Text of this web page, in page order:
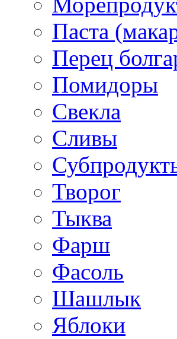
Паста
Перец
Помидоры
Свекла
Сливы
Творог
Тыква
Фарш
Фасоль
Шашлык
Яблоки